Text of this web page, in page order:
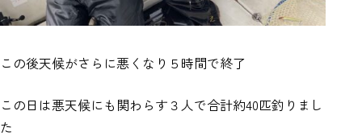
この後天候がさらに悪くなり５時間で終了
この日は悪天候にも関わらす３人で合計約40匹釣りまし
た